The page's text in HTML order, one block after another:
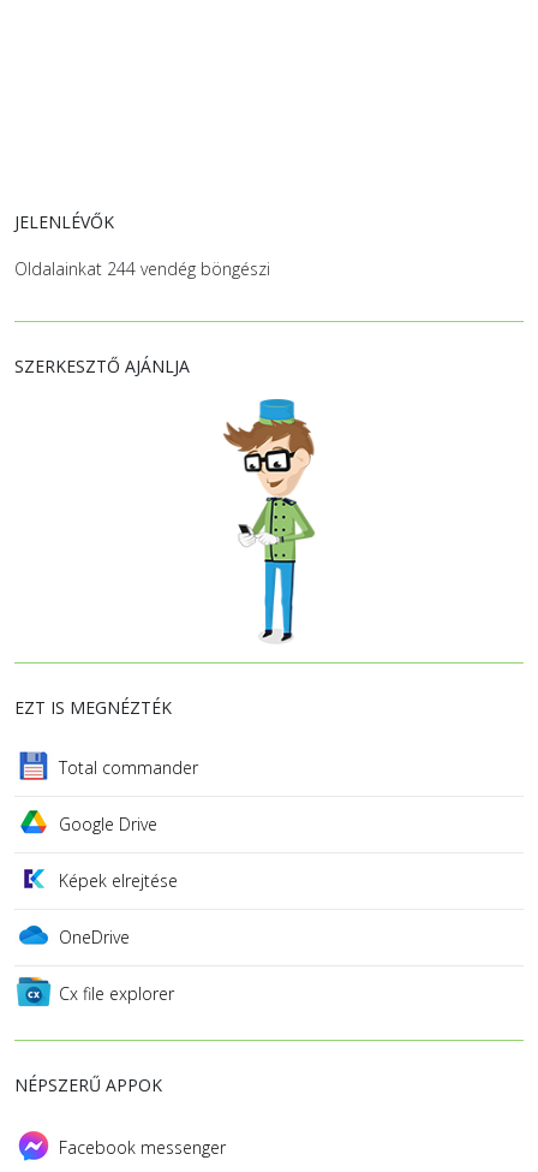
JELENLÉVŐK
Oldalainkat 244 vendég böngészi
SZERKESZTŐ AJÁNLJA
EZT IS MEGNÉZTÉK
Total commander
Google Drive
Képek elrejtése
OneDrive
Cx file explorer
NÉPSZERŰ APPOK
Facebook messenger